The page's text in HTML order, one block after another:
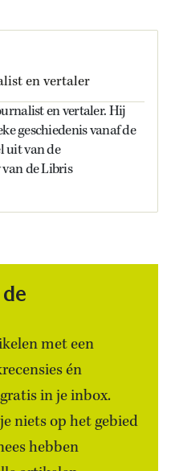
en vertaler
en vertaler. Hij
geschiedenis vanaf de
uit van de
de Libris
met een
én
in je inbox.
niets op het gebied
hebben